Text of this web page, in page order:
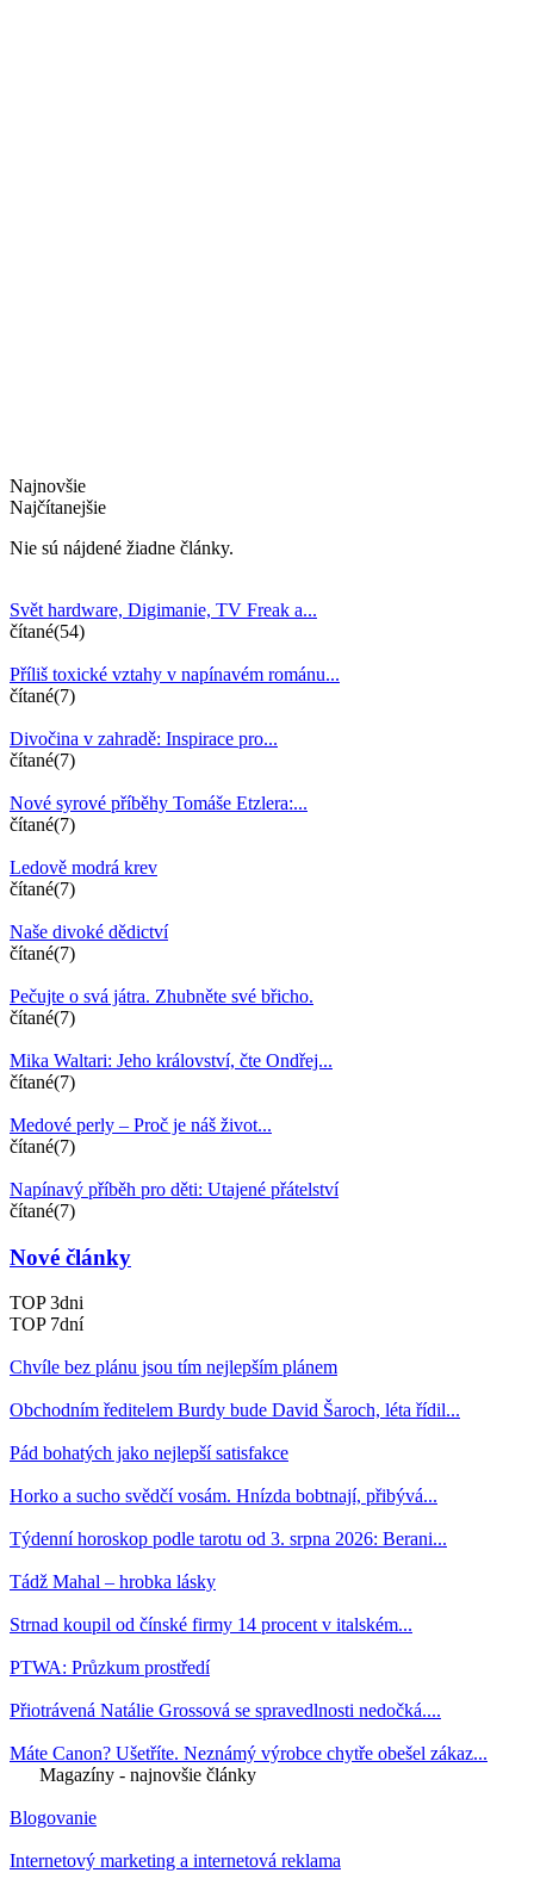
Najnovšie
Najčítanejšie
Nie sú nájdené žiadne články.
Svět hardware, Digimanie, TV Freak a...
čítané(54)
Příliš toxické vztahy v napínavém románu...
čítané(7)
Divočina v zahradě: Inspirace pro...
čítané(7)
Nové syrové příběhy Tomáše Etzlera:...
čítané(7)
Ledově modrá krev
čítané(7)
Naše divoké dědictví
čítané(7)
Pečujte o svá játra. Zhubněte své břicho.
čítané(7)
Mika Waltari: Jeho království, čte Ondřej...
čítané(7)
Medové perly – Proč je náš život...
čítané(7)
Napínavý příběh pro děti: Utajené přátelství
čítané(7)
Nové články
TOP 3dni
TOP 7dní
Chvíle bez plánu jsou tím nejlepším plánem
Obchodním ředitelem Burdy bude David Šaroch, léta řídil...
Pád bohatých jako nejlepší satisfakce
Horko a sucho svědčí vosám. Hnízda bobtnají, přibývá...
Týdenní horoskop podle tarotu od 3. srpna 2026: Berani...
Tádž Mahal – hrobka lásky
Strnad koupil od čínské firmy 14 procent v italském...
PTWA: Průzkum prostředí
Přiotrávená Natálie Grossová se spravedlnosti nedočká....
Máte Canon? Ušetříte. Neznámý výrobce chytře obešel zákaz...
Magazíny - najnovšie články
Blogovanie
Internetový marketing a internetová reklama